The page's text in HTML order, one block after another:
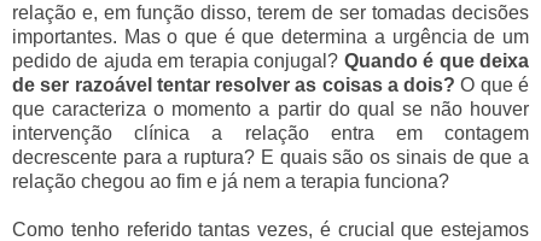
relação e, em função disso, terem de ser tomadas decisões
importantes. Mas o que é que determina a urgência de um
pedido de ajuda em terapia conjugal? Quando é que deixa
de ser razoável tentar resolver as coisas a dois? O que é
que caracteriza o momento a partir do qual se não houver
intervenção clínica a relação entra em contagem
decrescente para a ruptura? E quais são os sinais de que a
relação chegou ao fim e já nem a terapia funciona?
Como tenho referido tantas vezes, é crucial que estejamos